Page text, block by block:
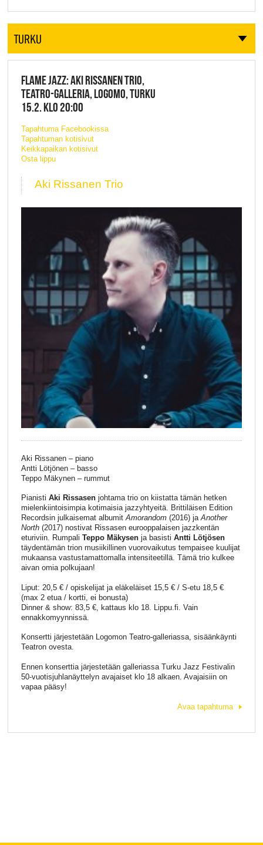
TURKU
FLAME JAZZ: AKI RISSANEN TRIO,
TEATRO-GALLERIA, LOGOMO, TURKU
15.2. KLO 20:00
Tapahtuma Facebookissa
Tapahtuman kotisivut
Keikkapaikan kotisivut
Osta lippu
Aki Rissanen Trio
Aki Rissanen – piano
Antti Lötjönen – basso
Teppo Mäkynen – rummut
Pianisti Aki Rissasenjohtama trio on kiistatta tämän hetken
mielenkiintoisimpia kotimaisia jazzyhtyeitä. Brittiläisen Edition
Recordsin julkaisemat albumitAmorandom(2016) jaAnother
North(2017) nostivat Rissasen eurooppalaisen jazzkentän
eturiviin. Rumpali Teppo Mäkysenja basisti Antti Lötjösen
täydentämän trion musiikillinen vuorovaikutus tempaisee kuulijat
mukaansa vastustamattomalla intensiteetillä. Tämä trio kulkee
aivan omia polkujaan!
Liput: 20,5 € / opiskelijat ja eläkeläiset 15,5 € / S-etu 18,5 €
(max 2 etua / kortti, ei bonusta)
Dinner & show: 83,5 €, kattaus klo 18. Lippu.fi. Vain
ennakkomyynnissä.
Konsertti järjestetään Logomon Teatro-galleriassa, sisäänkäynti
Teatron ovesta.
Ennen konserttia järjestetään galleriassa Turku Jazz Festivalin
50-vuotisjuhlanäyttelyn avajaiset klo 18 alkaen. Avajaisiin on
vapaa pääsy!
Avaa tapahtuma